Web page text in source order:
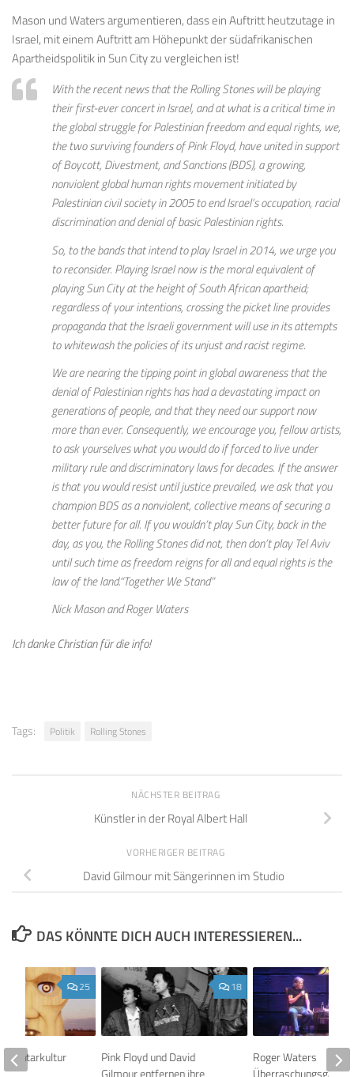
Mason und Waters argumentieren, dass ein Auftritt heutzutage in
Israel, mit einem Auftritt am Höhepunkt der südafrikanischen
ApartheidspolitikinSun Cityzu vergleichen ist!
With the recent news that the Rolling Stones will be playing
their first-ever concert in Israel, and at what is a critical time in
the global struggle for Palestinian freedom and equal rights, we,
the two surviving founders of Pink Floyd, have united in support
of Boycott, Divestment, and Sanctions (BDS), a growing,
nonviolent global human rights movement initiated by
Palestinian civil society in 2005 to end Israel’s occupation, racial
discrimination and denial of basic Palestinian rights.
So, to the bands that intend to play Israel in 2014, we urge you
to reconsider. Playing Israel now is the moral equivalent of
playing Sun City at the height of South African apartheid;
regardless of your intentions, crossing the picket line provides
propaganda that the Israeli government will use in its attempts
to whitewash the policies of its unjust and racist regime.
We are nearing the tipping point in global awareness that the
denial of Palestinian rights has had a devastating impact on
generations of people, and that they need our support now
more than ever. Consequently, we encourage you, fellow artists,
to ask yourselves what you would do if forced to live under
military rule and discriminatory laws for decades. If the answer
is that you would resist until justice prevailed, we ask that you
champion BDS as a nonviolent, collective means of securing a
better future for all. If you wouldn’t play Sun City, back in the
day, as you, the Rolling Stones did not, then don’t play Tel Aviv
until such time as freedom reigns for all and equal rights is the
law of the land.“Together We Stand”
Nick Mason and Roger Waters
Ich danke Christian für die info!
Tags: Politik Rolling Stones
NÄCHSTER BEITRAG
Künstler in der Royal Albert Hall
VORHERIGER BEITRAG
David Gilmour mit Sängerinnen im Studio
DAS KÖNNTE DICH AUCH INTERESSIEREN...
18
Pink Floyd und David
Gilmour entfernen ihre
Roger Waters
Überraschungsgast
25